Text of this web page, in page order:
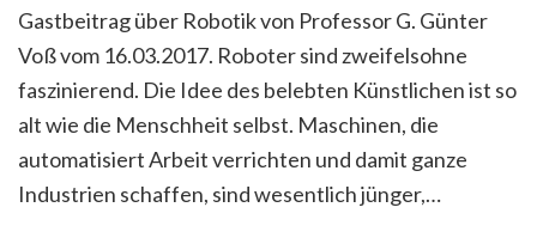
Gastbeitrag über Robotik von Professor G. Günter
Voß vom 16.03.2017. Roboter sind zweifelsohne
faszinierend. Die Idee des belebten Künstlichen ist so
alt wie die Menschheit selbst. Maschinen, die
automatisiert Arbeit verrichten und damit ganze
Industrien schaffen, sind wesentlich jünger,…